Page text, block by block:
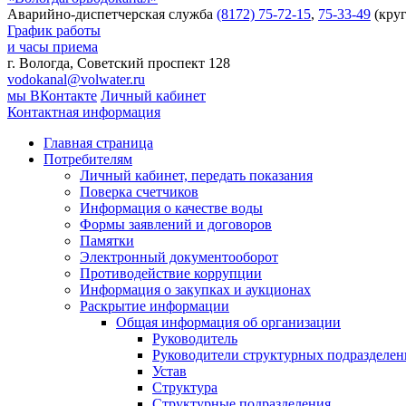
Аварийно-диспетчерская служба (8172) 75-72-15, 75-33-49
График работы
и часы приема
г. Вологда, Советский проспект 128
vodokanal@volwater.ru
мы ВКонтакте Личный кабинет
Контактная информация
Главная страница
Потребителям
Личный кабинет, передать показания
Поверка счетчиков
Информация о качестве воды
Формы заявлений и договоров
Памятки
Электронный документооборот
Противодействие коррупции
Информация о закупках и аукционах
Раскрытие информации
Общая информация об организации
Руководитель
Руководители структурных
Устав
Структура